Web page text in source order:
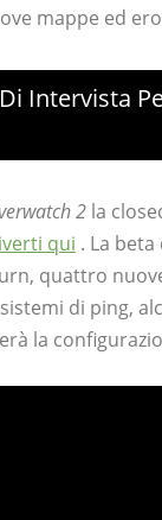
mappe ed
Intervista
2 la
qui . La
quattro
di ping,
la